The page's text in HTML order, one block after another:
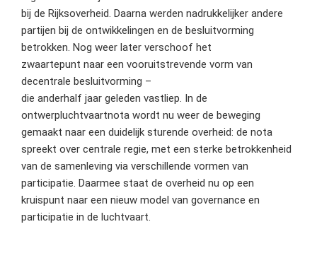
bij de Rijksoverheid. Daarna werden nadrukkelijker andere
partijen bij de ontwikkelingen en de besluitvorming
betrokken. Nog weer later verschoof het
zwaartepunt naar een vooruitstrevende vorm van
decentrale besluitvorming –
die anderhalf jaar geleden vastliep. In de
ontwerpluchtvaartnota wordt nu weer de beweging
gemaakt naar een duidelijk sturende overheid: de nota
spreekt over centrale regie, met een sterke betrokkenheid
van de samenleving via verschillende vormen van
participatie. Daarmee staat de overheid nu op een
kruispunt naar een nieuw model van governance en
participatie in de luchtvaart.